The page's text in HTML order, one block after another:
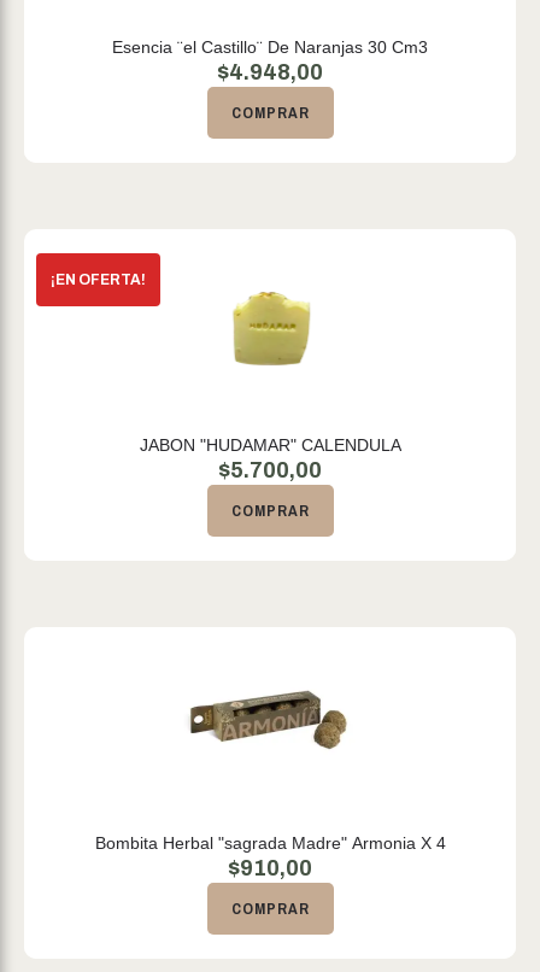
Esencia ¨el Castillo¨ De Naranjas 30 Cm3
$4.948,00
COMPRAR
JABON "HUDAMAR" CALENDULA
$5.700,00
COMPRAR
Bombita Herbal "sagrada Madre" Armonia X 4
$910,00
COMPRAR